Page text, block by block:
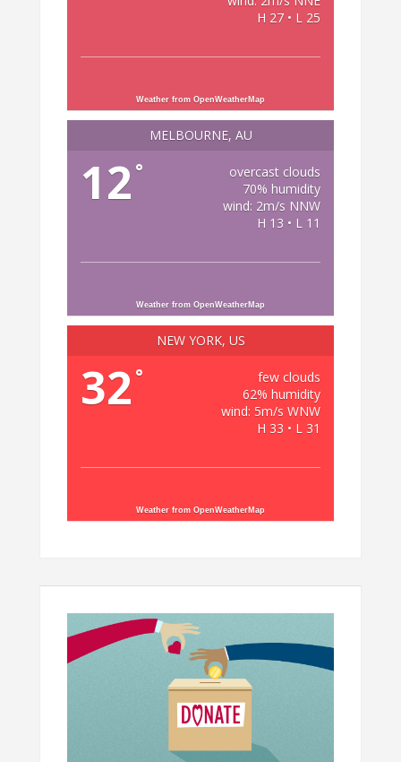
H 27 • L 25
Weather from OpenWeatherMap
MELBOURNE, AU
12 °
overcast clouds
70% humidity
wind: 2m/s NNW
H 13 • L 11
Weather from OpenWeatherMap
NEW YORK, US
32 °
few clouds
62% humidity
wind: 5m/s WNW
H 33 • L 31
Weather from OpenWeatherMap